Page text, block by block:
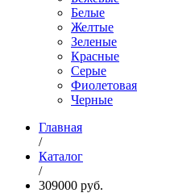
Белые
Желтые
Зеленые
Красные
Серые
Фиолетовая
Черные
Главная
/
Каталог
/
309000 руб.